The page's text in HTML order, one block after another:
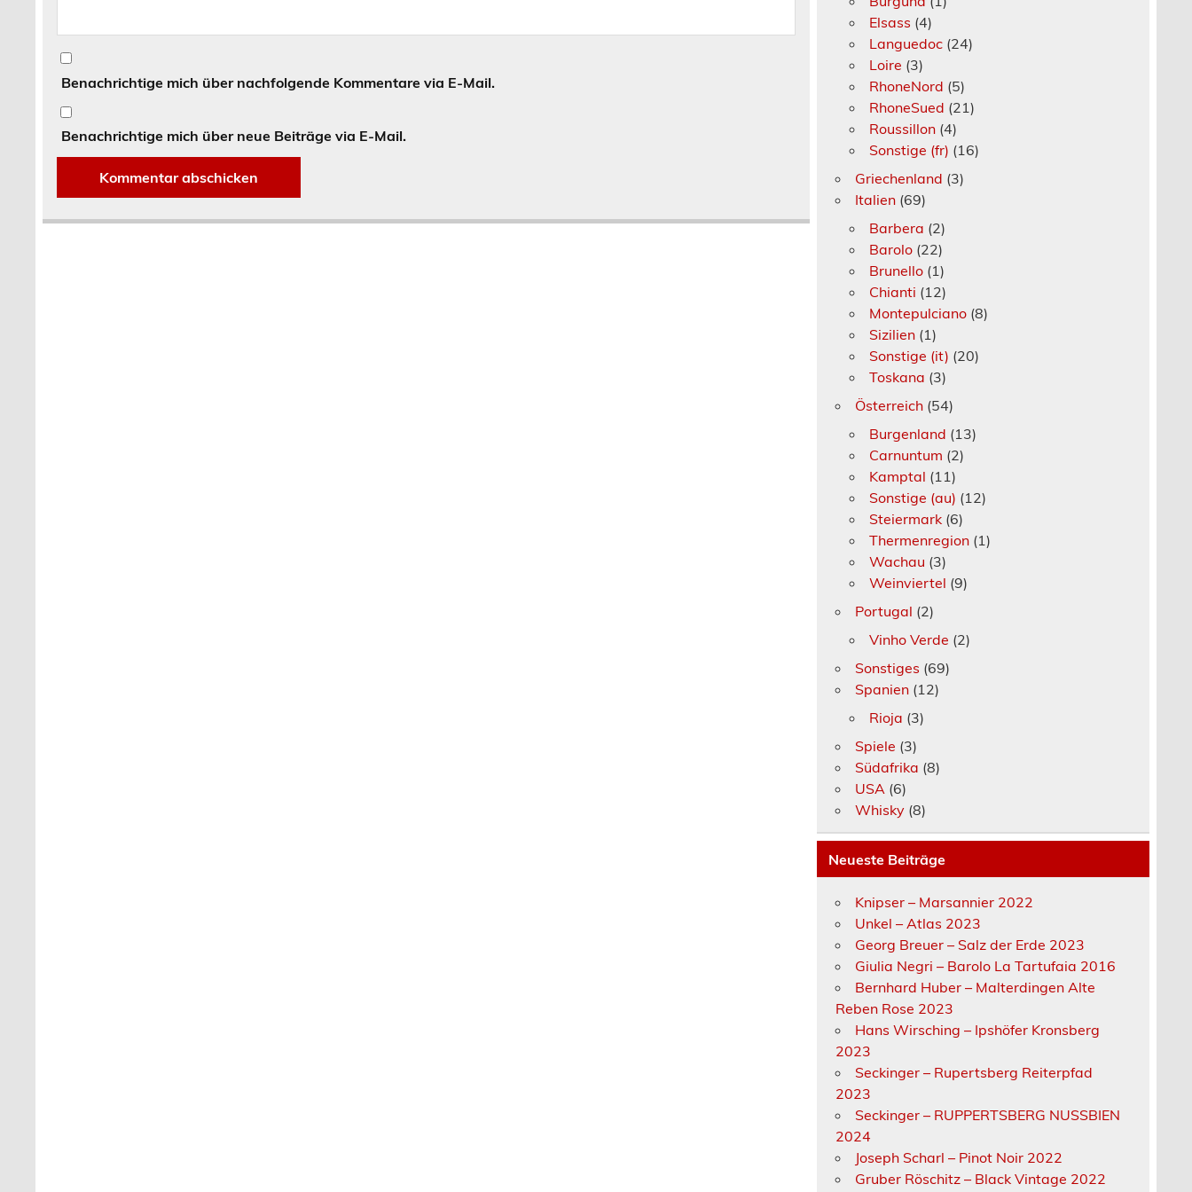
Benachrichtige mich über nachfolgende Kommentare via E-Mail.
Benachrichtige mich über neue Beiträge via E-Mail.
Elsass (4)
Languedoc (24)
Loire (3)
RhoneNord (5)
RhoneSued (21)
Roussillon (4)
Sonstige (fr) (16)
Griechenland (3)
Italien (69)
Barbera (2)
Barolo (22)
Brunello (1)
Chianti (12)
Montepulciano (8)
Sizilien (1)
Sonstige (it) (20)
Toskana (3)
Österreich (54)
Burgenland (13)
Carnuntum (2)
Kamptal (11)
Sonstige (au) (12)
Steiermark (6)
Thermenregion (1)
Wachau (3)
Weinviertel (9)
Portugal (2)
Vinho Verde (2)
Sonstiges (69)
Spanien (12)
Rioja (3)
Spiele (3)
Südafrika (8)
USA (6)
Whisky (8)
Neueste Beiträge
Knipser – Marsannier 2022
Unkel – Atlas 2023
Georg Breuer – Salz der Erde 2023
Giulia Negri – Barolo La Tartufaia 2016
Bernhard Huber – Malterdingen Alte
Reben Rose 2023
Hans Wirsching – Ipshöfer Kronsberg
2023
Seckinger – Rupertsberg Reiterpfad
2023
Seckinger – RUPPERTSBERG NUSSBIEN
2024
Joseph Scharl – Pinot Noir 2022
Gruber Röschitz – Black Vintage 2022